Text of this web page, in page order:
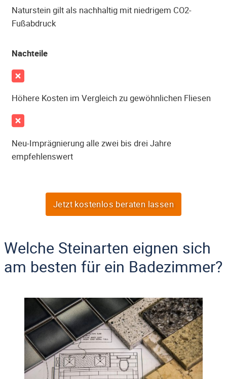
Naturstein gilt als nachhaltig mit niedrigem CO2-
Fußabdruck
Nachteile
Höhere Kosten im Vergleich zu gewöhnlichen Fliesen
Neu-Imprägnierung alle zwei bis drei Jahre
empfehlenswert
Jetzt kostenlos beraten lassen
Welche Steinarten eignen sich
am besten für ein Badezimmer?